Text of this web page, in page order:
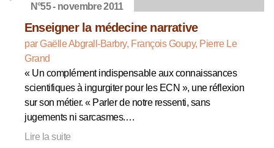
N°55 - novembre 2011
Enseigner la médecine narrative
par Gaëlle Abgrall-Barbry, François Goupy, Pierre Le
Grand
« Un complément indispensable aux connaissances
scientifiques à ingurgiter pour les ECN », une réflexion
sur son métier. « Parler de notre ressenti, sans
jugements ni sarcasmes.…
Lire la suite